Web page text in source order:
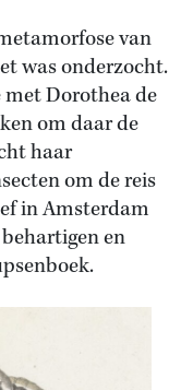
van
was onderzocht.
met Dorothea de
om daar de
haar
om de reis
in Amsterdam
en